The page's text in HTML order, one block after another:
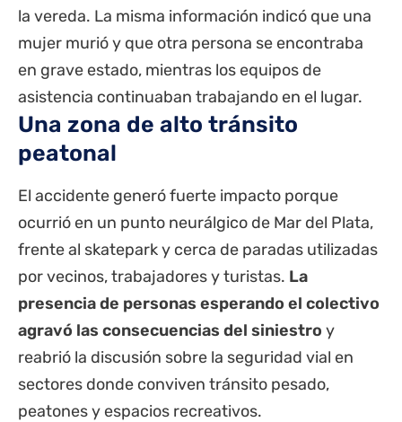
la vereda. La misma información indicó que una
mujer murió y que otra persona se encontraba
en grave estado, mientras los equipos de
asistencia continuaban trabajando en el lugar.
Una zona de alto tránsito
peatonal
El accidente generó fuerte impacto porque
ocurrió en un punto neurálgico de Mar del Plata,
frente al skatepark y cerca de paradas utilizadas
por vecinos, trabajadores y turistas. La
presencia de personas esperando el colectivo
agravó las consecuencias del siniestro y
reabrió la discusión sobre la seguridad vial en
sectores donde conviven tránsito pesado,
peatones y espacios recreativos.